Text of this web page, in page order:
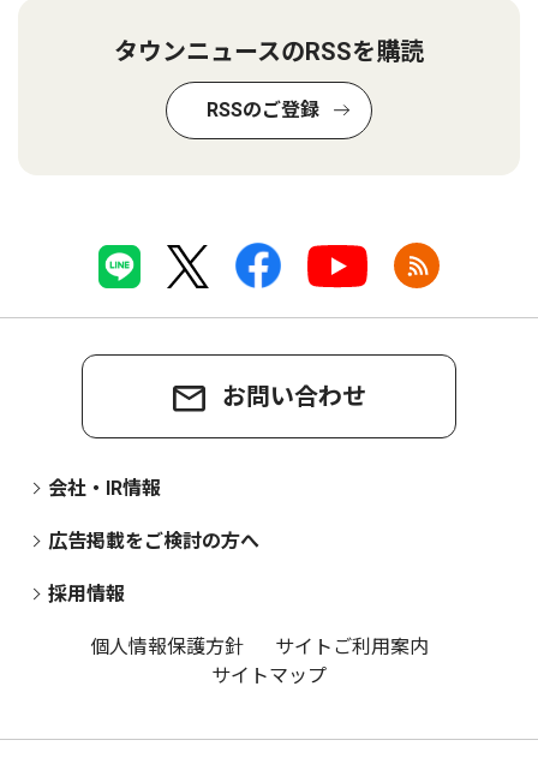
タウンニュースのRSSを購読
RSSのご登録
お問い合わせ
会社・IR情報
広告掲載をご検討の方へ
採用情報
個人情報保護方針
サイトご利用案内
サイトマップ